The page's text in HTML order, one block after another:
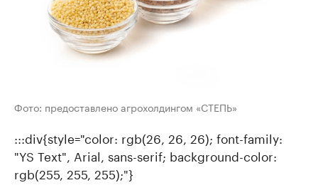
Фото: предоставлено агрохолдингом «СТЕПЬ»
:::div{style="color: rgb(26, 26, 26); font-family:
"YS Text", Arial, sans-serif; background-color:
rgb(255, 255, 255);"}